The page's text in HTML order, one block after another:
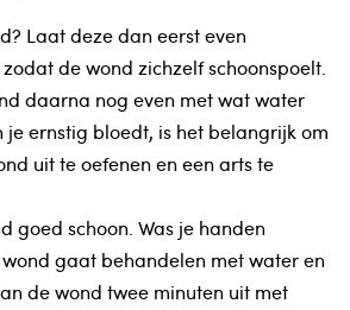
Laat deze dan eerst even
de wond zichzelf schoonspoelt.
daarna nog even met wat water
je ernstig bloedt, is het belangrijk om
uit te oefenen en een arts te
goed schoon. Was je handen
gaat behandelen met water en
de wond twee minuten uit met